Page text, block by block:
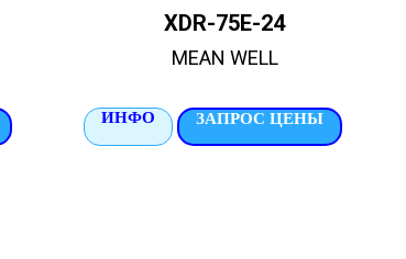
XDR-75E-24
MEAN WELL
ИНФО ЗАПРОС ЦЕНЫ